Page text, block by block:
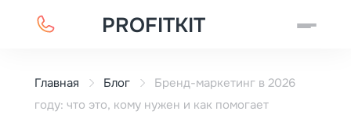
PROFITKIT
Главная Блог
Бренд-маркетинг в 2026
году: что это, кому нужен и как помогает